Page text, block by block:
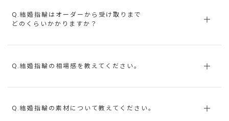
Q.結婚指輪はオーダーから受け取りまで
どのくらいかかりますか？
Q.結婚指輪の相場感を教えてください。
Q.結婚指輪の素材について教えてください。